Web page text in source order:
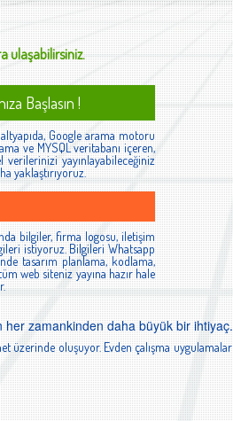
ulaşabilirsiniz.
Başlasın !
Google arama motoru
ve MYSQL veritabanı içeren,
yayınlayabileceğiniz
yaklaştırıyoruz.
bilgiler, firma logosu, iletişim
istiyoruz. Bilgileri Whatsapp
tasarım planlama, kodlama,
web siteniz yayına hazır hale
her zamankinden daha büyük bir ihtiyaç.
üzerinde oluşuyor. Evden çalışma